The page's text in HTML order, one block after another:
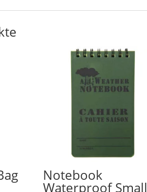
Notebook
Waterproof Small